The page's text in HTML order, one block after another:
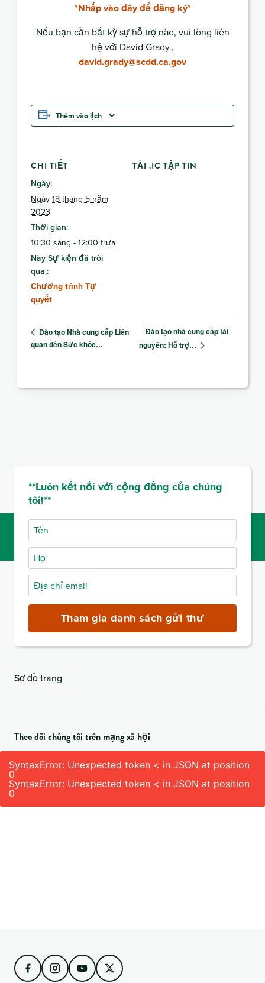
*Nhấp vào đây để đăng ký*
Nếu bạn cần bất kỳ sự hỗ trợ nào, vui lòng liên
hệ với David Grady.,
david.grady@scdd.ca.gov
Thêm vào lịch
CHI TIẾT
Ngày:
Ngày 18 tháng 5 năm
2023
Thời gian:
10:30 sáng - 12:00 trưa
Này Sự kiện đã trôi
qua.:
Chương trình Tự
quyết
TẢI .IC TẬP TIN
Đào tạo Nhà cung cấp Liên
quan đến Sức khỏe…
Đào tạo nhà cung cấp tài
nguyên: Hỗ trợ…
**Luôn kết nối với cộng đồng của chúng
tôi!**
Tên
Họ
Địa
chỉ
(bắt
buộc)
Tham gia danh sách gửi thư
Sơ đồ trang
Theo dõi chúng tôi trên mạng xã hội
SyntaxError: Unexpected token < in JSON at position
0
SyntaxError: Unexpected token < in JSON at position
0